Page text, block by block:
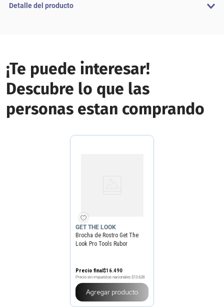
Detalle del producto
¡Te puede interesar!
Descubre lo que las
personas estan comprando
GET THE LOOK
Brocha de Rostro Get The
Look Pro Tools Rubor
Precio final$16.490
Precio sin impuestos nacionales $13.628
Agregar producto